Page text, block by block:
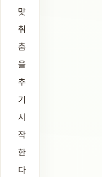
맞
춰
춤
을
추
기
시
작
한
다